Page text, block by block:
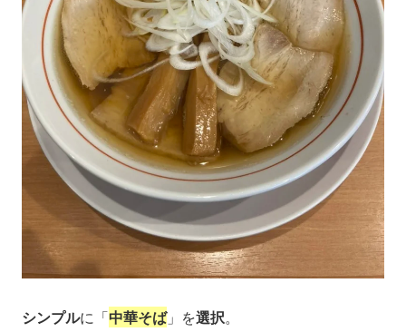
シンプルに「中華そば」を選択。